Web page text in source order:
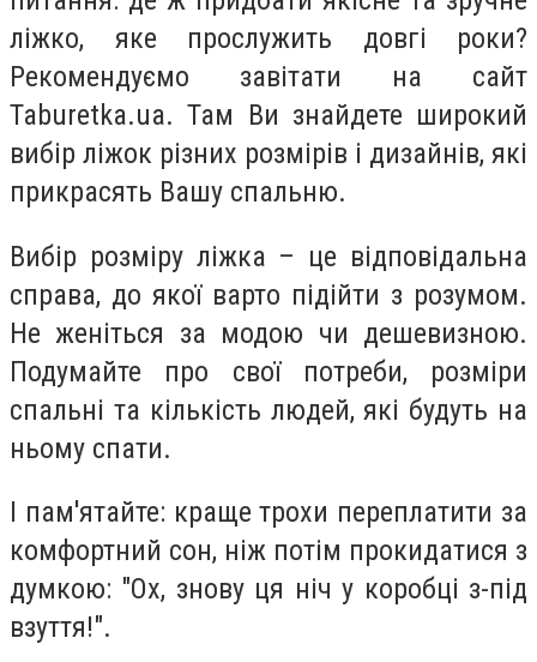
ліжко, яке прослужить довгі роки?
Рекомендуємо завітати на сайт
Taburetka.ua. Там Ви знайдете широкий
вибір ліжок різних розмірів і дизайнів, які
прикрасять Вашу спальню.
Вибір розміру ліжка – це відповідальна
справа, до якої варто підійти з розумом.
Не женіться за модою чи дешевизною.
Подумайте про свої потреби, розміри
спальні та кількість людей, які будуть на
ньому спати.
І пам'ятайте: краще трохи переплатити за
комфортний сон, ніж потім прокидатися з
думкою: "Ох, знову ця ніч у коробці з-під
взуття!".